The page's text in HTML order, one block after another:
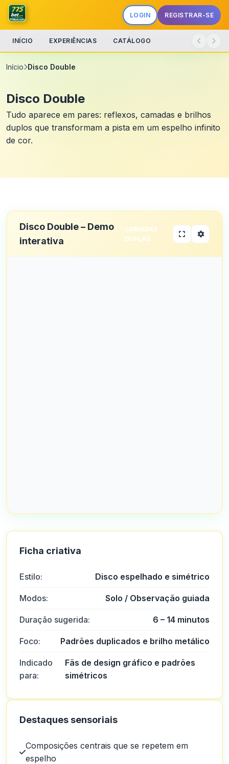
LOGIN REGISTRAR-SE
INÍCIO EXPERIÊNCIAS CATÁLOGO
Início Disco Double
Disco Double
Tudo aparece em pares: reflexos, camadas e brilhos
duplos que transformam a pista em um espelho infinito
de cor.
Disco Double – Demo
interativa
CAMADAS
DUPLAS
Ficha criativa
Estilo: Disco espelhado e simétrico
Modos: Solo / Observação guiada
Duração sugerida: 6 – 14 minutos
Foco: Padrões duplicados e brilho metálico
Indicado
para:
Fãs de design gráfico e padrões
simétricos
Destaques sensoriais
Composições centrais que se repetem em
espelho